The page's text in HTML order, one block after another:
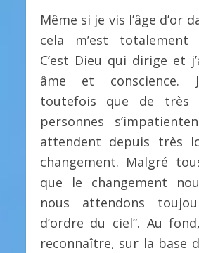
Même si je vis l’âge d’or
cela m’est totalement
C’est Dieu qui dirige et
âme et conscience.
toutefois que de très
personnes
attendent depuis très
changement. Malgré
que le changement
nous attendons
d’ordre du ciel”. Au
reconnaître, sur la base